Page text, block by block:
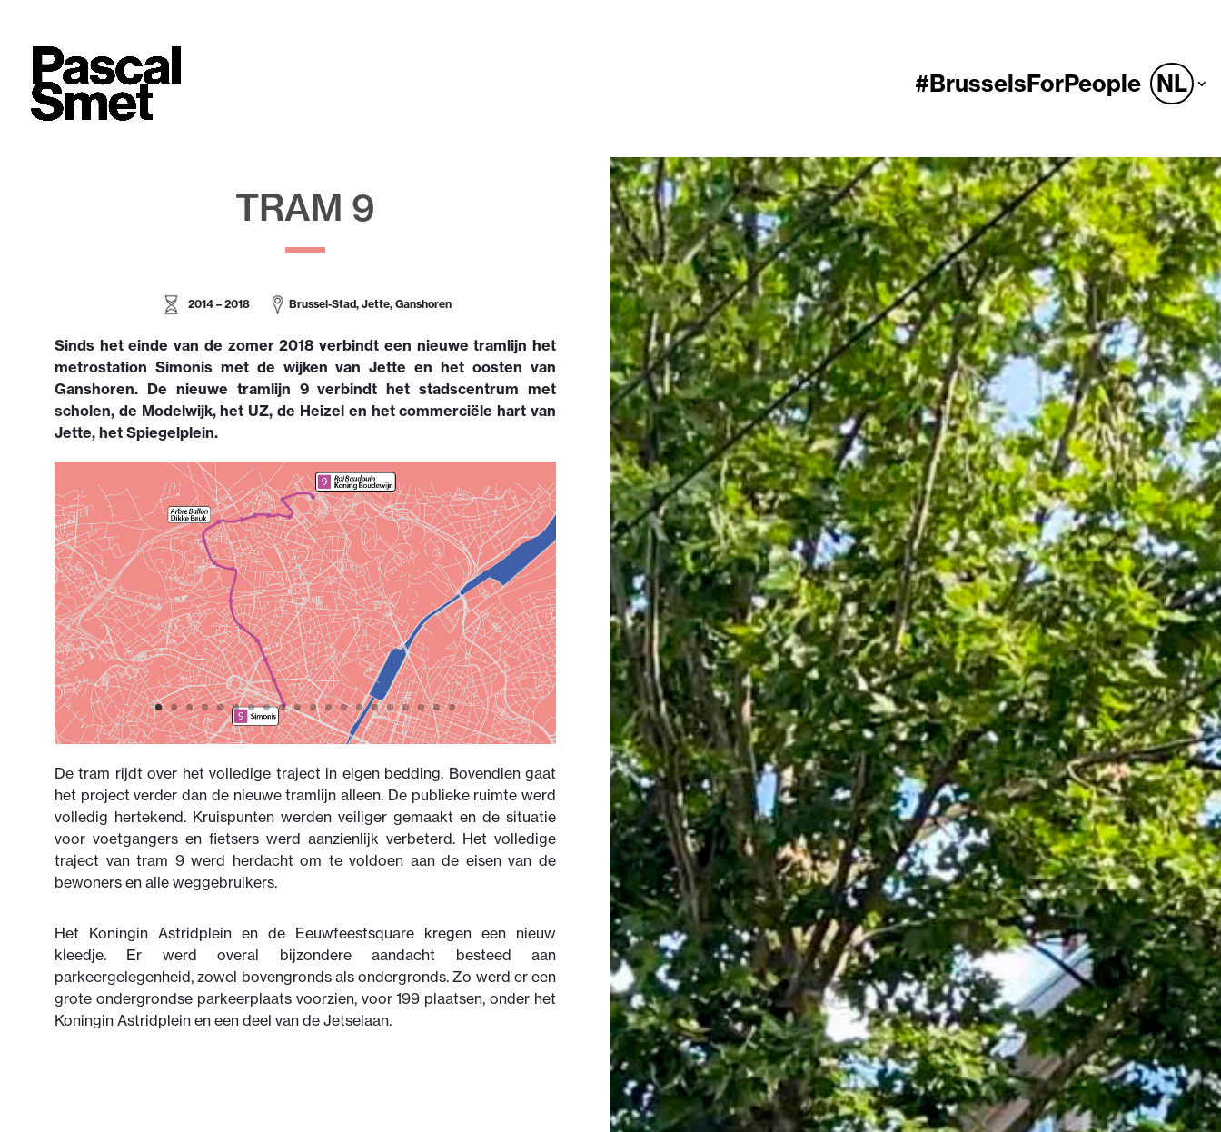
#BrusselsForPeople NL
TRAM 9
2014 – 2018 Brussel-Stad, Jette, Ganshoren
Sinds het einde van de zomer 2018 verbindt een nieuwe tramlijn het
metrostation Simonis met de wijken van Jette en het oosten van
Ganshoren. De nieuwe tramlijn 9 verbindt het stadscentrum met
scholen, de Modelwijk, het UZ, de Heizel en het commerciële hart van
Jette, het Spiegelplein.
De tram rijdt over het volledige traject in eigen bedding. Bovendien gaat
het project verder dan de nieuwe tramlijn alleen. De publieke ruimte werd
volledig hertekend. Kruispunten werden veiliger gemaakt en de situatie
voor voetgangers en fietsers werd aanzienlijk verbeterd. Het volledige
traject van tram 9 werd herdacht om te voldoen aan de eisen van de
bewoners en alle weggebruikers.
Het Koningin Astridplein en de Eeuwfeestsquare kregen een nieuw
kleedje. Er werd overal bijzondere aandacht besteed aan
parkeergelegenheid, zowel bovengronds als ondergronds. Zo werd er een
grote ondergrondse parkeerplaats voorzien, voor 199 plaatsen, onder het
Koningin Astridplein en een deel van de Jetselaan.